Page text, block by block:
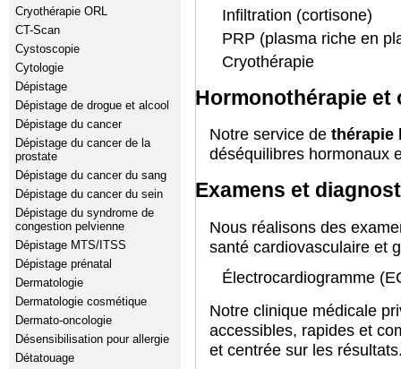
Cryothérapie ORL
CT-Scan
Cystoscopie
Cytologie
Dépistage
Dépistage de drogue et alcool
Dépistage du cancer
Dépistage du cancer de la
prostate
Dépistage du cancer du sang
Dépistage du cancer du sein
Dépistage du syndrome de
congestion pelvienne
Dépistage MTS/ITSS
Dépistage prénatal
Dermatologie
Dermatologie cosmétique
Dermato-oncologie
Désensibilisation pour allergie
Détatouage
Infiltration (cortisone)
PRP (plasma riche en
Cryothérapie
Hormonothérapie et
Notre service de thérapie
déséquilibres hormonaux
Examens et
Nous réalisons des
santé cardiovasculaire et
Électrocardiogramme
Notre clinique médicale
accessibles, rapides et
et centrée sur les